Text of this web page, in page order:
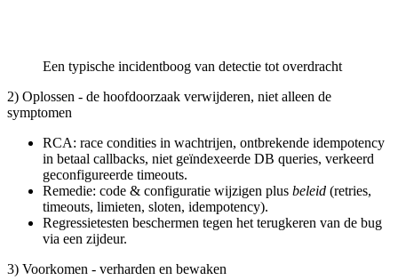
Een typische incidentboog van detectie tot overdracht
2) Oplossen - de hoofdoorzaak verwijderen, niet alleen de
symptomen
RCA: race condities in wachtrijen, ontbrekende idempotency
in betaal callbacks, niet geïndexeerde DB queries, verkeerd
geconfigureerde timeouts.
Remedie: code & configuratie wijzigen plus beleid (retries,
timeouts, limieten, sloten, idempotency).
Regressietesten beschermen tegen het terugkeren van de bug
via een zijdeur.
3) Voorkomen - verharden en bewaken